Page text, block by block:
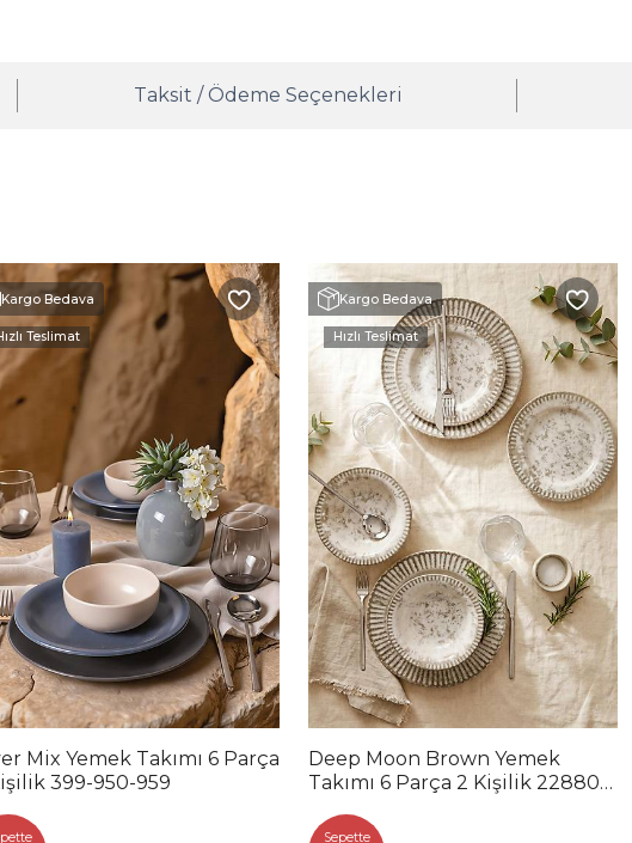
Taksit / Ödeme Seçenekleri
Kargo Bedava
Teslimat
Mix Yemek Takımı 6 Parça
399-950-959
Kargo Bedava
Hızlı Teslimat
Deep Moon Brown Yemek
Takımı 6 Parça 2 Kişilik 22880-
Sepette